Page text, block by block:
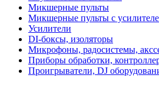
Микшерные пульты
Микшерные пульты с
Усилители
DI-боксы, изоляторы
Микрофоны, радосистемы,
Приборы обработки,
Проигрыватели, DJ